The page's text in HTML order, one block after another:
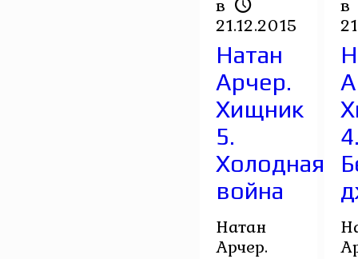
21.12.2015
Натан
Арчер.
Хищник
5.
Холодная
война
Натан
Арчер.